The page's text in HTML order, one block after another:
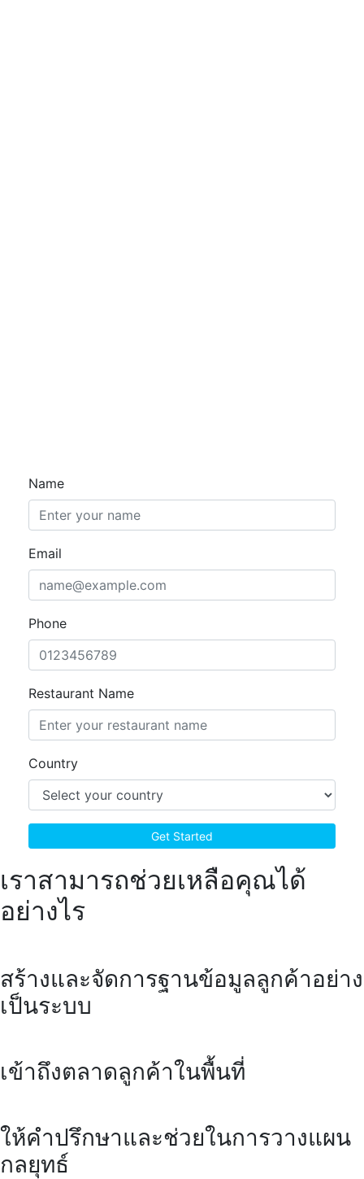
Name
Email
Phone
Restaurant Name
Country
เราสามารถช่วยเหลือคุณได้
อย่างไร
สร้างและจัดการฐานข้อมูลลูกค้าอย่าง
เป็นระบบ
เข้าถึงตลาดลูกค้าในพื้นที่
ให้คำปรึกษาและช่วยในการวางแผน
กลยุทธ์